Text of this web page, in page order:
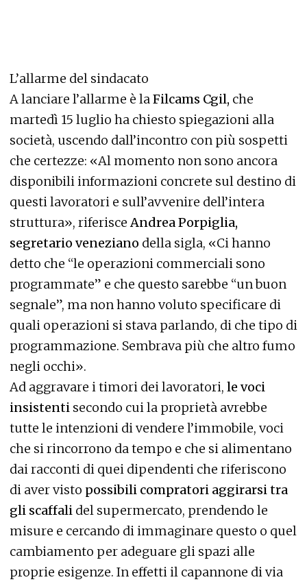
L’allarme del sindacato
A lanciare l’allarme è laFilcams Cgil, che
martedì 15 luglio ha chiesto spiegazioni alla
società, uscendo dall’incontro con più sospetti
che certezze: «Al momento non sono ancora
disponibili informazioni concrete sul destino di
questi lavoratori e sull’avvenire dell’intera
struttura», riferisceAndrea Porpiglia,
segretario veneziano della sigla, «Ci hanno
detto che “le operazioni commerciali sono
programmate” e che questo sarebbe “un buon
segnale”, ma non hanno voluto specificare di
quali operazioni si stava parlando, di che tipo di
programmazione. Sembrava più che altro fumo
negli occhi».
Ad aggravare i timori dei lavoratori, le voci
insistenti secondo cui la proprietà avrebbe
tutte le intenzioni di vendere l’immobile, voci
che si rincorrono da tempo e che si alimentano
dai racconti di quei dipendenti che riferiscono
di aver visto possibili compratori aggirarsi tra
gli scaffali del supermercato, prendendo le
misure e cercando di immaginare questo o quel
cambiamento per adeguare gli spazi alle
proprie esigenze. In effetti il capannone di via